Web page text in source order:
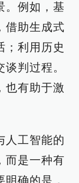
。例如，基
借助生成式
；利用历史
判过程。
也有助于激
人工智能的
而是一种有
确的是，